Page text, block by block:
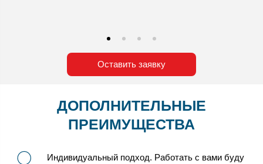
Оставить заявку
ДОПОЛНИТЕЛЬНЫЕ
ПРЕИМУЩЕСТВА
Индивидуальный подход. Работать с вами буду